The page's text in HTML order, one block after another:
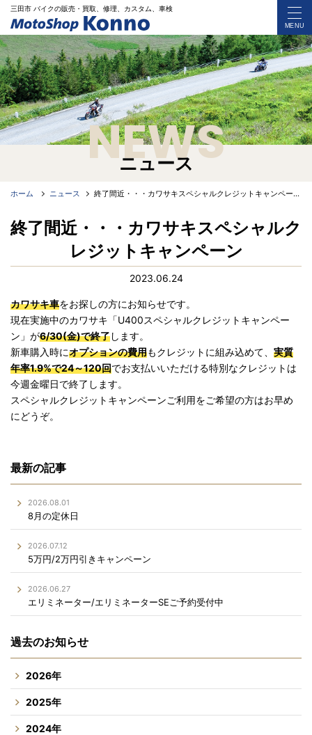
三田市 バイクの販売・買取、修理、カスタム、車検
MENU
ニュース
NEWS
ホーム ニュース 終了間近・・・カワサキスペシャルクレジットキャンペーン
終了間近・・・カワサキスペシャルク
レジットキャンペーン
2023.06.24
カワサキ車をお探しの方にお知らせです。
現在実施中のカワサキ「U400スペシャルクレジットキャンペー
ン」が6/30(金)で終了します。
新車購入時にオプションの費用もクレジットに組み込めて、 実質
年率1.9%で24～120回でお支払いいただける特別なクレジットは
今週金曜日で終了します。
スペシャルクレジットキャンペーンご利用をご希望の方はお早め
にどうぞ。
最新の記事
2026.08.01
8月の定休日
2026.07.12
5万円/2万円引きキャンペーン
2026.06.27
エリミネーター/エリミネーターSEご予約受付中
過去のお知らせ
2026年
2025年
2024年